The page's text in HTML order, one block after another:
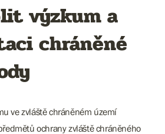
výzkum a
chráněné
ve zvláště chráněném území
ochrany zvláště chráněného